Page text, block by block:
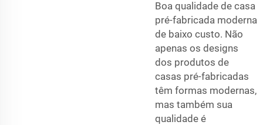
Boa qualidade de casa
pré-fabricada moderna
de baixo custo. Não
apenas os designs
dos produtos de
casas pré-fabricadas
têm formas modernas,
mas também sua
qualidade é